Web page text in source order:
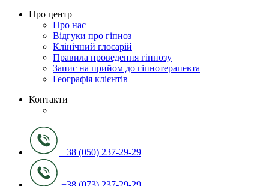
Про центр
Про нас
Відгуки про гіпноз
Клінічний глосарій
Правила проведення гіпнозу
Запис на прийом до гіпнотерапевта
Географія клієнтів
Контакти
+38 (050) 237-29-29